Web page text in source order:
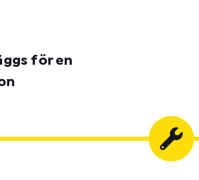
för en